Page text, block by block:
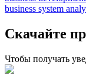
business system
Скачайте
Чтобы получать